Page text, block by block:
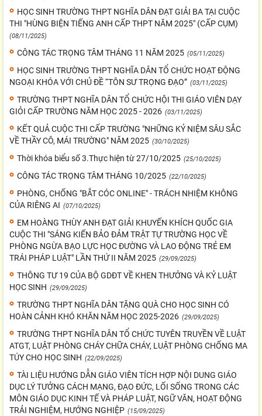
HỌC SINH TRƯỜNG THPT NGHĨA DÂN ĐẠT GIẢI BA TẠI CUỘC
THI "HÙNG BIỆN TIẾNG ANH CẤP THPT NĂM 2025" (CẤP CỤM)
(08/11/2025)
CÔNG TÁC TRỌNG TÂM THÁNG 11 NĂM 2025 (05/11/2025)
HỌC SINH TRƯỜNG THPT NGHĨA DÂN TỔ CHỨC HOẠT ĐỘNG
NGOẠI KHÓA VỚI CHỦ ĐỀ “TÔN SƯ TRỌNG ĐẠO” (03/11/2025)
TRƯỜNG THPT NGHĨA DÂN TỔ CHỨC HỘI THI GIÁO VIÊN DẠY
GIỎI CẤP TRƯỜNG NĂM HỌC 2025 - 2026 (03/11/2025)
KẾT QUẢ CUỘC THI CẤP TRƯỜNG "NHỮNG KỶ NIỆM SÂU SẮC
VỀ THẦY CÔ, MÁI TRƯỜNG" NĂM 2025 (30/10/2025)
Thời khóa biểu số 3.Thực hiện từ 27/10/2025 (25/10/2025)
CÔNG TÁC TRỌNG TÂM THÁNG 10/2025 (22/10/2025)
PHÒNG, CHỐNG "BẮT CÓC ONLINE" - TRÁCH NHIỆM KHÔNG
CỦA RIÊNG AI (07/10/2025)
EM HOÀNG THÙY ANH ĐẠT GIẢI KHUYẾN KHÍCH QUỐC GIA
CUỘC THI "SÁNG KIẾN BẢO ĐẢM TRẬT TỰ TRƯỜNG HỌC VỀ
PHÒNG NGỪA BẠO LỰC HỌC ĐƯỜNG VÀ LAO ĐỘNG TRẺ EM
TRÁI PHÁP LUẬT" LẦN THỨ II NĂM 2025 (29/09/2025)
THÔNG TƯ 19 CỦA BỘ GDĐT VỀ KHEN THƯỞNG VÀ KỶ LUẬT
HỌC SINH (29/09/2025)
TRƯỜNG THPT NGHĨA DÂN TẶNG QUÀ CHO HỌC SINH CÓ
HOÀN CẢNH KHÓ KHĂN NĂM HỌC 2025-2026 (29/09/2025)
TRƯỜNG THPT NGHĨA DÂN TỔ CHỨC TUYÊN TRUYỀN VỀ LUẬT
ATGT, LUẬT PHÒNG CHÁY CHỮA CHÁY, LUẬT PHÒNG CHỐNG MA
TÚY CHO HỌC SINH (22/09/2025)
TÀI LIỆU HƯỚNG DẪN GIÁO VIÊN TÍCH HỢP NỘI DUNG GIÁO
DỤC LÝ TƯỞNG CÁCH MẠNG, ĐẠO ĐỨC, LỐI SỐNG TRONG CÁC
MÔN GIÁO DỤC KINH TẾ VÀ PHÁP LUẬT, NGỮ VĂN, HOẠT ĐỘNG
TRẢI NGHIỆM, HƯỚNG NGHIỆP (15/09/2025)